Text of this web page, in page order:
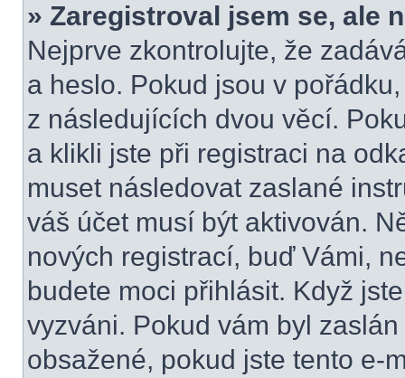
» Zaregistroval jsem se, ale
Nejprve zkontrolujte, že
a heslo. Pokud jsou v
z následujících dvou věcí.
a klikli jste při registraci na
muset následovat zaslané
váš účet musí být aktivován.
nových registrací, buď Vámi,
budete moci přihlásit. Když
vyzváni. Pokud vám byl
obsažené, pokud jste tento e-